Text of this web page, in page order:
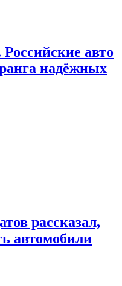
авто
надёжных
рассказал,
автомобили